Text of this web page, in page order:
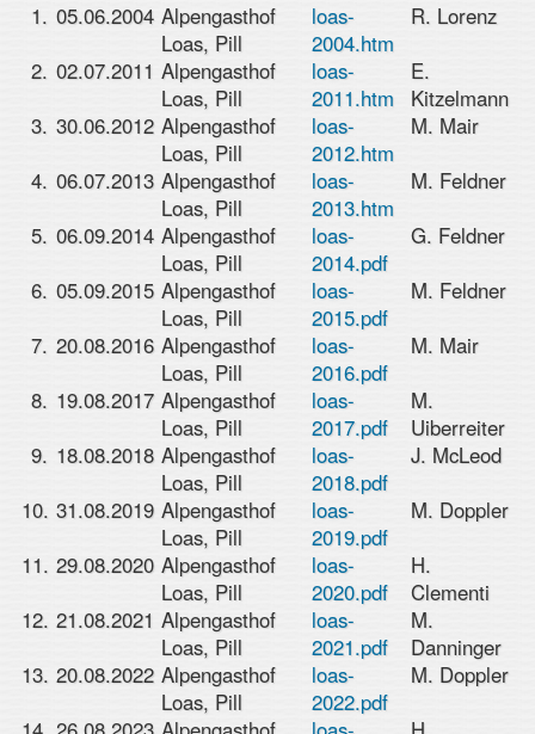
1. 05.06.2004 Alpengasthof
Loas, Pill
loas-
2004.htm
R. Lorenz
2. 02.07.2011 Alpengasthof
Loas, Pill
loas-
2011.htm
E.
Kitzelmann
3. 30.06.2012 Alpengasthof
Loas, Pill
loas-
2012.htm
M. Mair
4. 06.07.2013 Alpengasthof
Loas, Pill
loas-
2013.htm
M. Feldner
5. 06.09.2014 Alpengasthof
Loas, Pill
loas-
2014.pdf
G. Feldner
6. 05.09.2015 Alpengasthof
Loas, Pill
loas-
2015.pdf
M. Feldner
7. 20.08.2016 Alpengasthof
Loas, Pill
loas-
2016.pdf
M. Mair
8. 19.08.2017 Alpengasthof
Loas, Pill
loas-
2017.pdf
M.
Uiberreiter
9. 18.08.2018 Alpengasthof
Loas, Pill
loas-
2018.pdf
J. McLeod
10. 31.08.2019 Alpengasthof
Loas, Pill
loas-
2019.pdf
M. Doppler
11. 29.08.2020 Alpengasthof
Loas, Pill
loas-
2020.pdf
H.
Clementi
12. 21.08.2021 Alpengasthof
Loas, Pill
loas-
2021.pdf
M.
Danninger
13. 20.08.2022 Alpengasthof
Loas, Pill
loas-
2022.pdf
M. Doppler